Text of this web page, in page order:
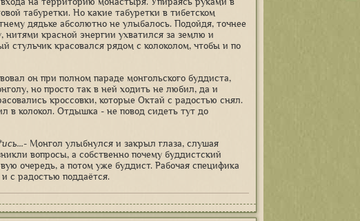
табуретки. Но какие табуретки в тибетском
дядьке абсолютно не улыбалось. Подойдя, точнее
красной энергии ухватился за землю и
стульчик красовался рядом с колоколом, чтобы и по
он при полном параде монгольского буддиста,
но просто так в ней ходить не любил, да и
кроссовки, которые Октай с радостью снял.
в колокол. Отдышка - не повод сидеть тут до
- Монгол улыбнулся и закрыл глаза, слушая
вопросы, а собственно почему буддистский
очередь, а потом уже буддист. Рабочая специфика
с радостью поддаётся.